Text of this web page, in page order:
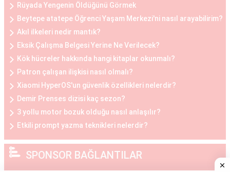
beklentiler belirlenir ve uygun bir planlama yapılır.
Operasyon sonrasında ise hasta, iyileşme
sürecine uygun olarak belirli bir süre doktorun
önerdiği yönergeleri takip etmelidir. Her iki
durumda da hasta, cerrahi müdahalenin etkilerini
tam olarak deneyimleyebilmesi için doktorun
önerilerine uymalıdır.
Göğüs Estetiği Ne Kadar?
Göğüs estetiği fiyatları, çeşitli faktörlere bağlı
olarak değişiklik gösterir. Bu faktörler arasında
cerrahın deneyimi, kullanılan teknik, klinik ve
Rüyada Yengenin Öldüğünü Görmek
Beytepe atatepe Öğrenci Yaşam Merkezi'ni nasıl arayabilirim?
Akıl ilkeleri nedir mantık?
Eksik Çalışma Belgesi Yerine Ne Verilecek?
Kök hücreler hakkında hangi kitaplar okunmalı?
Patron çalışan ilişkisi nasıl olmalı?
Xiaomi HyperOS'un güvenlik özellikleri nelerdir?
Demir Prenses dizisi kaç sezon?
3 yollu motor bozuk olduğu nasıl anlaşılır?
Etkili prompt yazma teknikleri nelerdir?
SPONSOR BAĞLANTILAR